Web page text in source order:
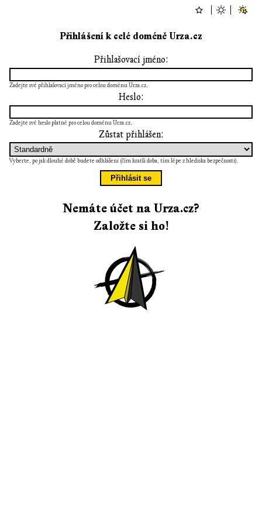
Přihlášení k celé doméně Urza.cz
Přihlašovací jméno:
Zadejte své přihlašovací jméno pro celou doménu Urza.cz.
Heslo:
Zadejte své heslo platné pro celou doménu Urza.cz.
Zůstat přihlášen:
Vyberte, po jak dlouhé době budete odhlášeni (čím kratší doba, tím lépe z hlediska bezpečnosti).
Nemáte účet na Urza.cz?
Založte si ho!